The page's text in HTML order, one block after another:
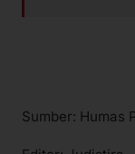
Sumber: Humas